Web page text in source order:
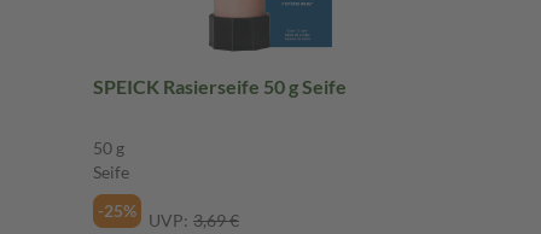
SPEICK Rasierseife 50 g Seife
50 g
Seife
-25%
UVP: 3,69 €